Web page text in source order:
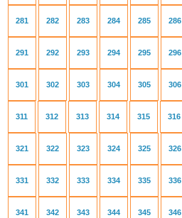
281 282 283 284 285 286
291 292 293 294 295 296
301 302 303 304 305 306
311 312 313 314 315 316
321 322 323 324 325 326
331 332 333 334 335 336
341 342 343 344 345 346